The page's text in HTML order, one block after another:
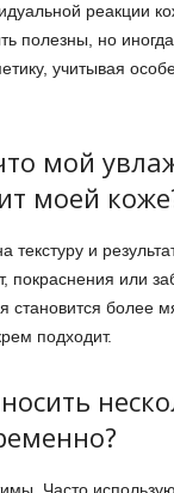
реакции
полезны, но
учитывая
мой
моей
текстуру и
покраснения или
становится более
подходит.